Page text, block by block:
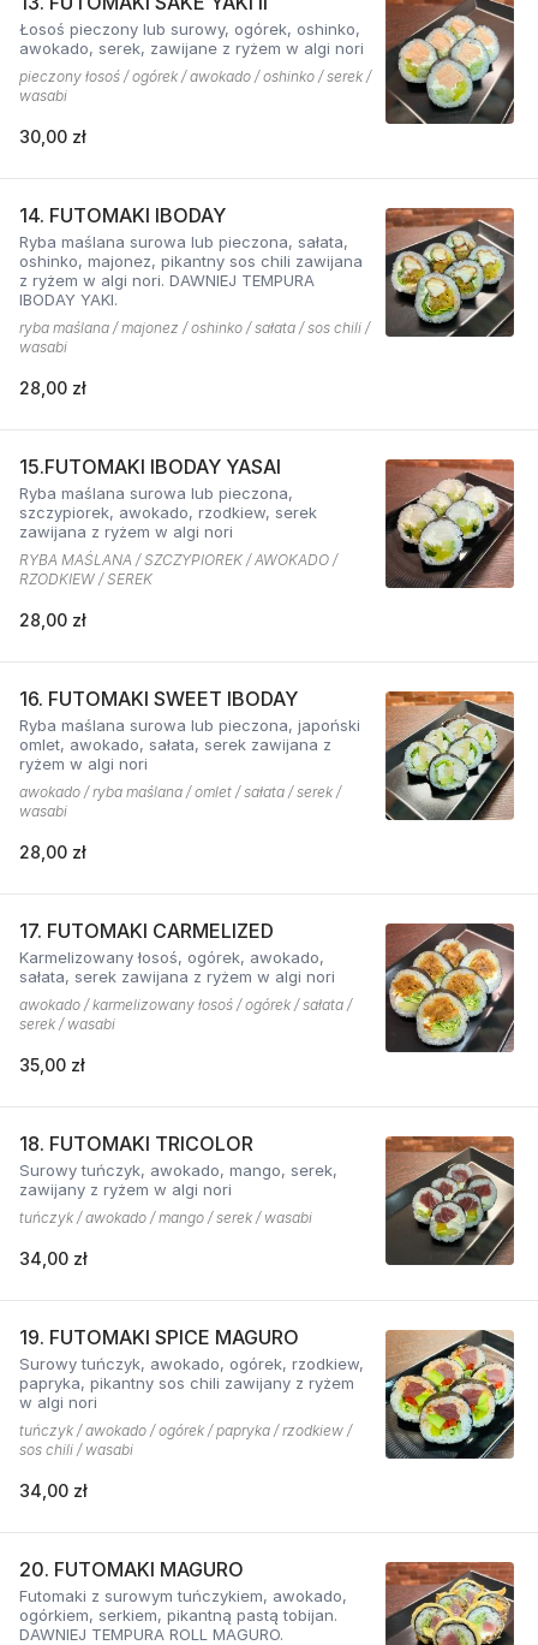
Łosoś pieczony lub surowy, ogórek, oshinko,
awokado, serek, zawijane z ryżem w algi nori
pieczony łosoś / ogórek / awokado / oshinko / serek /
wasabi
30,00 zł
14. FUTOMAKI IBODAY
Ryba maślana surowa lub pieczona, sałata,
oshinko, majonez, pikantny sos chili zawijana
z ryżem w algi nori. DAWNIEJ TEMPURA
IBODAY YAKI.
ryba maślana / majonez / oshinko / sałata / sos chili /
wasabi
28,00 zł
15.FUTOMAKI IBODAY YASAI
Ryba maślana surowa lub pieczona,
szczypiorek, awokado, rzodkiew, serek
zawijana z ryżem w algi nori
RYBA MAŚLANA / SZCZYPIOREK / AWOKADO /
RZODKIEW / SEREK
28,00 zł
16. FUTOMAKI SWEET IBODAY
Ryba maślana surowa lub pieczona, japoński
omlet, awokado, sałata, serek zawijana z
ryżem w algi nori
awokado / ryba maślana / omlet / sałata / serek /
wasabi
28,00 zł
17. FUTOMAKI CARMELIZED
Karmelizowany łosoś, ogórek, awokado,
sałata, serek zawijana z ryżem w algi nori
awokado / karmelizowany łosoś / ogórek / sałata /
serek / wasabi
35,00 zł
18. FUTOMAKI TRICOLOR
Surowy tuńczyk, awokado, mango, serek,
zawijany z ryżem w algi nori
tuńczyk / awokado / mango / serek / wasabi
34,00 zł
19. FUTOMAKI SPICE MAGURO
Surowy tuńczyk, awokado, ogórek, rzodkiew,
papryka, pikantny sos chili zawijany z ryżem
w algi nori
tuńczyk / awokado / ogórek / papryka / rzodkiew /
sos chili / wasabi
34,00 zł
20. FUTOMAKI MAGURO
Futomaki z surowym tuńczykiem, awokado,
ogórkiem, serkiem, pikantną pastą tobijan.
DAWNIEJ TEMPURA ROLL MAGURO.